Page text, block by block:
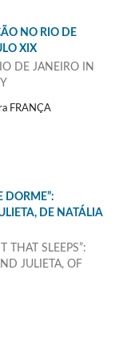
NO RIO DE
XIX
DE JANEIRO IN
FRANÇA
DORME”:
DE NATÁLIA
THAT SLEEPS”:
JULIETA, OF